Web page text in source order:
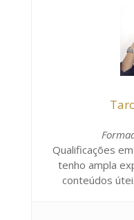
Qualificações
tenho ampla
conteúdos